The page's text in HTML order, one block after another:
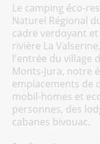
Le camping éco-
Naturel Régional
cadre verdoyant
rivière La
l'entrée du village
Monts-Jura, notre
emplacements de
mobil-homes et
personnes, des
cabanes bivouac.